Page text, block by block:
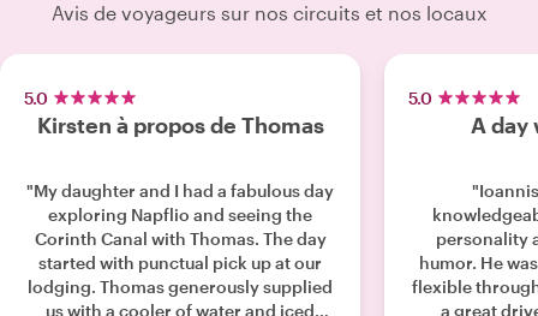
Avis de voyageurs sur nos circuits et nos locaux
5.0
Kirsten à propos de Thomas
"My daughter and I had a fabulous day
exploring Napflio and seeing the
Corinth Canal with Thomas. The day
started with punctual pick up at our
lodging. Thomas generously supplied
us with a cooler of water and iced
5.0
A day
personality
humor. He
flexible
a great